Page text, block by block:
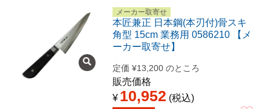
メーカー取寄せ
本匠兼正 日本鋼(本刃付)骨スキ
角型 15cm 業務用 0586210 【メ
ーカー取寄せ】
定価 ¥13,200 のところ
販売価格
¥ 10,952 税込